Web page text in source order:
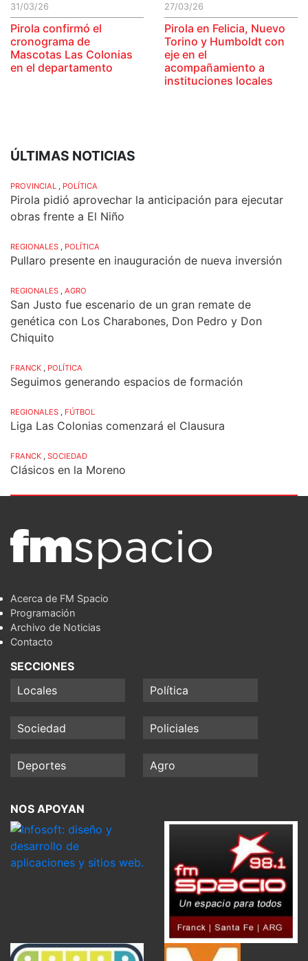
31/03/26
Pirola confirmó el
cronograma de
Mascotas Las Colonias
en el departamento
27/03/26
Pirola en Felicia, Nuevo
Torino y Humboldt con
eje en el
acompañamiento a
instituciones locales
ÚLTIMAS NOTICIAS
PROVINCIAL , POLÍTICA
Pirola pidió aprovechar la anticipación para ejecutar
obras frente a El Niño
REGIONALES , POLÍTICA
Pullaro presente en inauguración de nueva inversión
REGIONALES , AGRO
San Justo fue escenario de un gran remate de
genética con Los Charabones, Don Pedro y Don
Chiquito
FRANCK , POLÍTICA
Seguimos generando espacios de formación
REGIONALES , FÚTBOL
Liga Las Colonias comenzará el Clausura
FRANCK , SOCIEDAD
Clásicos en la Moreno
Acerca de FM Spacio
Programación
Archivo de Noticias
Contacto
SECCIONES
Locales
Política
Sociedad Policiales
Deportes Agro
NOS APOYAN